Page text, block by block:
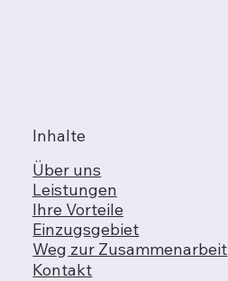
Inhalte
Über uns
Leistungen
Ihre Vorteile
Einzugsgebiet
Weg zur Zusammenarbeit
Kontakt